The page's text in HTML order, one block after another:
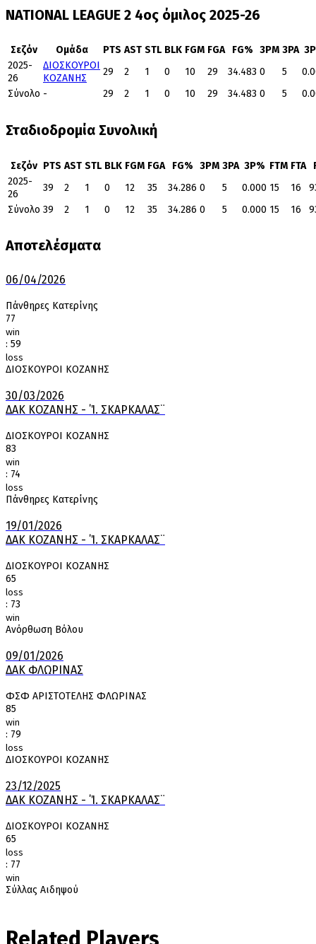
NATIONAL LEAGUE 2 4ος όμιλος 2025-26
Σεζόν Ομάδα PTS AST STL BLK FGM FGA FG% 3PM 3PA
2025-
26
ΔΙΟΣΚΟΥΡΟΙ
ΚΟΖΑΝΗΣ
29 2 1 0 10 29 34.483 0 5
Σύνολο - 29 2 1 0 10 29 34.483 0 5
Σταδιοδρομία Συνολική
Σεζόν PTS AST STL BLK FGM FGA FG% 3PM 3PA 3P% FTM FTA
2025-
26
39 2 1 0 12 35 34.286 0 5 0.000 15 16
Σύνολο 39 2 1 0 12 35 34.286 0 5 0.000 15 16
Αποτελέσματα
06/04/2026
Πάνθηρες Κατερίνης
77
win
: 59
loss
ΔΙΟΣΚΟΥΡΟΙ ΚΟΖΑΝΗΣ
30/03/2026
ΔΑΚ ΚΟΖΑΝΗΣ - ΄Ί. ΣΚΑΡΚΑΛΑΣ¨
ΔΙΟΣΚΟΥΡΟΙ ΚΟΖΑΝΗΣ
83
win
: 74
loss
Πάνθηρες Κατερίνης
19/01/2026
ΔΑΚ ΚΟΖΑΝΗΣ - ΄Ί. ΣΚΑΡΚΑΛΑΣ¨
ΔΙΟΣΚΟΥΡΟΙ ΚΟΖΑΝΗΣ
65
loss
: 73
win
Ανόρθωση Βόλου
09/01/2026
ΔΑΚ ΦΛΩΡΙΝΑΣ
ΦΣΦ ΑΡΙΣΤΟΤΕΛΗΣ ΦΛΩΡΙΝΑΣ
85
win
: 79
loss
ΔΙΟΣΚΟΥΡΟΙ ΚΟΖΑΝΗΣ
23/12/2025
ΔΑΚ ΚΟΖΑΝΗΣ - ΄Ί. ΣΚΑΡΚΑΛΑΣ¨
ΔΙΟΣΚΟΥΡΟΙ ΚΟΖΑΝΗΣ
65
loss
: 77
win
Σύλλας Αιδηψού
Related Players